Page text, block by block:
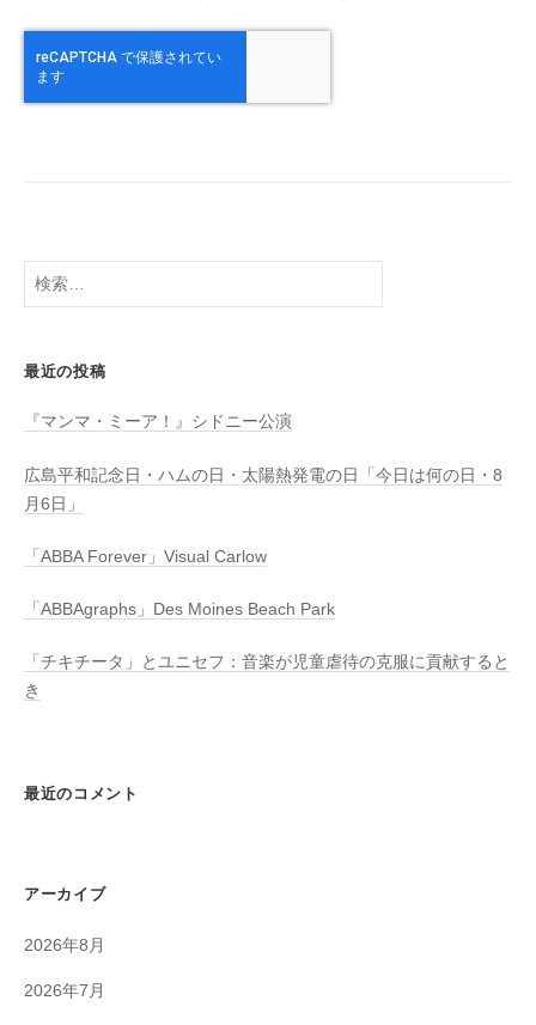
検
最近の投稿
『マンマ・ミーア！』シドニー公演
広島平和記念日・ハムの日・太陽熱発電の日「今日は何の日・8
月6日」
「ABBA Forever」Visual Carlow
「ABBAgraphs」Des Moines Beach Park
「チキチータ」とユニセフ：音楽が児童虐待の克服に貢献すると
き
最近のコメント
アーカイブ
2026年8月
2026年7月